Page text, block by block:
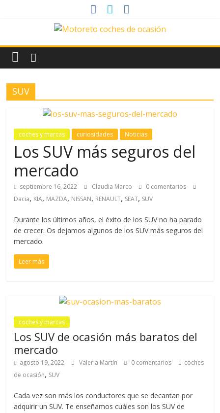
News
Motoreto
Noticias
de
ocasión
SUV
coches y marcas curiosidades Noticias
Los SUV más seguros del
mercado
septiembre 16, 2022 Claudia Marco
0 comentarios
Dacia, KIA, MAZDA, NISSAN, RENAULT, SEAT, SUV
Durante los últimos años, el éxito de los SUV no ha parado
de crecer. Os dejamos algunos de los SUV más seguros del
mercado.
Leer más
coches y marcas
Los SUV de ocasión más baratos del
mercado
agosto 19, 2022 Valeria Martín 0 comentarios
coches
de ocasión, SUV
Cada vez son más los conductores que se decantan por
adquirir un SUV. Te enseñamos cuáles son los SUV de